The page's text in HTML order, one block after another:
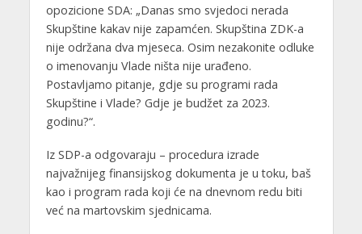
opozicione SDA: „Danas smo svjedoci nerada
Skupštine kakav nije zapamćen. Skupština ZDK-a
nije održana dva mjeseca. Osim nezakonite odluke
o imenovanju Vlade ništa nije urađeno.
Postavljamo pitanje, gdje su programi rada
Skupštine i Vlade? Gdje je budžet za 2023.
godinu?“.
Iz SDP-a odgovaraju – procedura izrade
najvažnijeg finansijskog dokumenta je u toku, baš
kao i program rada koji će na dnevnom redu biti
već na martovskim sjednicama.